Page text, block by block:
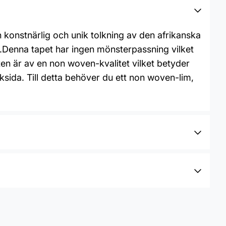
och unik tolkning av den afrikanska
tapet har ingen mönsterpassning vilket
är av en non woven-kvalitet vilket betyder
Till detta behöver du ett non woven-lim,